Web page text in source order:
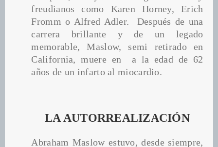
freudianos como Karen Horney, Erich
Fromm o Alfred Adler.  Después de una
carrera brillante y de un legado
memorable, Maslow, semi retirado en
California, muere en  a la edad de 62
años de un infarto al miocardio.
LA AUTORREALIZACIÓN
Abraham Maslow estuvo, desde siempre,